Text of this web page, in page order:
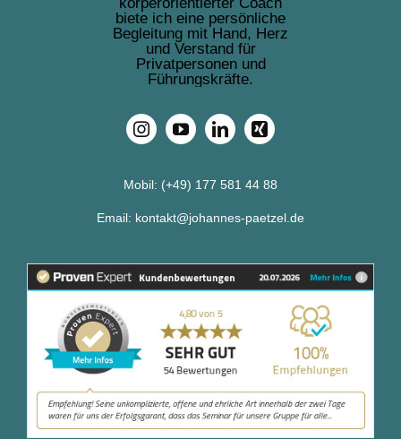
Mobil: (+49) 177 581 44 88
Email: kontakt@johannes-paetzel.de